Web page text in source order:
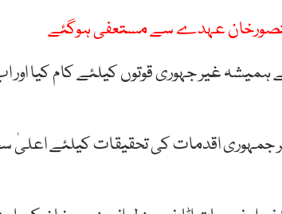
منصورخان عہدے سے مستعفی ہوگئے
غیر جہوری قوتوں کیلئے کام کیا اور
جمہوری اقدمات کی تحقیقات کیلئے